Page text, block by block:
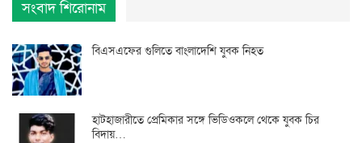
সংবাদ শিরোনাম
বিএসএফের গুলিতে বাংলাদেশি যুবক নিহত
হাটহাজারীতে প্রেমিকার সঙ্গে ভিডিওকলে থেকে যুবক চির
বিদায়…